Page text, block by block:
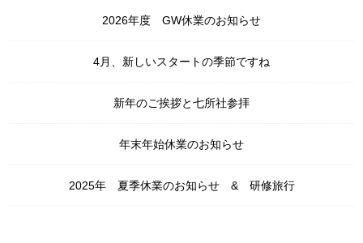
2026年度 GW休業のお知らせ
4月、新しいスタートの季節ですね
新年のご挨拶と七所社参拝
年末年始休業のお知らせ
2025年 夏季休業のお知らせ & 研修旅行